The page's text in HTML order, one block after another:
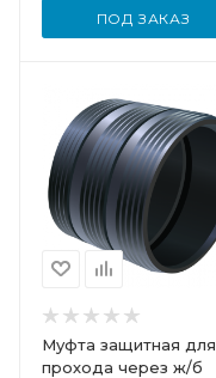
ПОД ЗАКАЗ
Муфта защитная для
прохода через ж/б